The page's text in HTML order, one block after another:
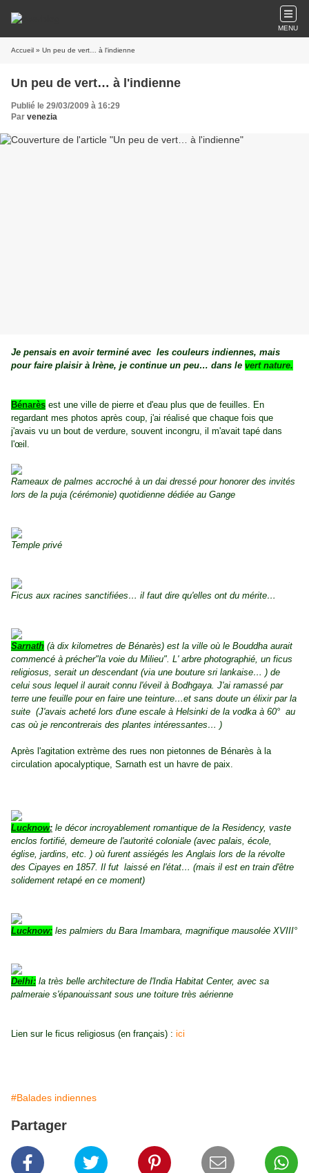
MENU
Accueil » Un peu de vert… à l'indienne
Un peu de vert… à l'indienne
Publié le 29/03/2009 à 16:29
Par venezia
Je pensais en avoir terminé avec les couleurs indiennes, mais
pour faire plaisir à Irène, je continue un peu… dans le vert nature.
Bénarès est une ville de pierre et d'eau plus que de feuilles. En
regardant mes photos après coup, j'ai réalisé que chaque fois que
j'avais vu un bout de verdure, souvent incongru, il m'avait tapé dans
l'œil.
Rameaux de palmes accroché à un dai dressé pour honorer des invités
lors de la puja (cérémonie) quotidienne dédiée au Gange
Temple privé
Ficus aux racines sanctifiées… il faut dire qu'elles ont du mérite…
Sarnath (à dix kilometres de Bénarès) est la ville où le Bouddha aurait
commencé à précher"la voie du Milieu". L' arbre photographié, un ficus
religiosus, serait un descendant (via une bouture sri lankaise… ) de
celui sous lequel il aurait connu l'éveil à Bodhgaya. J'ai ramassé par
terre une feuille pour en faire une teinture…et sans doute un élixir par la
suite (J'avais acheté lors d'une escale à Helsinki de la vodka à 60° au
cas où je rencontrerais des plantes intéressantes… )
Après l'agitation extrème des rues non pietonnes de Bénarès à la
circulation apocalyptique, Sarnath est un havre de paix.
Lucknow: le décor incroyablement romantique de la Residency, vaste
enclos fortifié, demeure de l'autorité coloniale (avec palais, école,
église, jardins, etc. ) où furent assiégés les Anglais lors de la révolte
des Cipayes en 1857. Il fut laissé en l'état… (mais il est en train d'être
solidement retapé en ce moment)
Lucknow: les palmiers du Bara Imambara, magnifique mausolée XVIII°
Delhi: la très belle architecture de l'India Habitat Center, avec sa
palmeraie s'épanouissant sous une toiture très aérienne
Lien sur le ficus religiosus (en français) : ici
#Balades indiennes
Partager